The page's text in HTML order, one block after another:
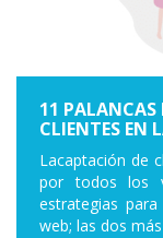
11 PALANCAS
CLIENTES EN
Lacaptación de
por todos los
estrategias
web; las dos